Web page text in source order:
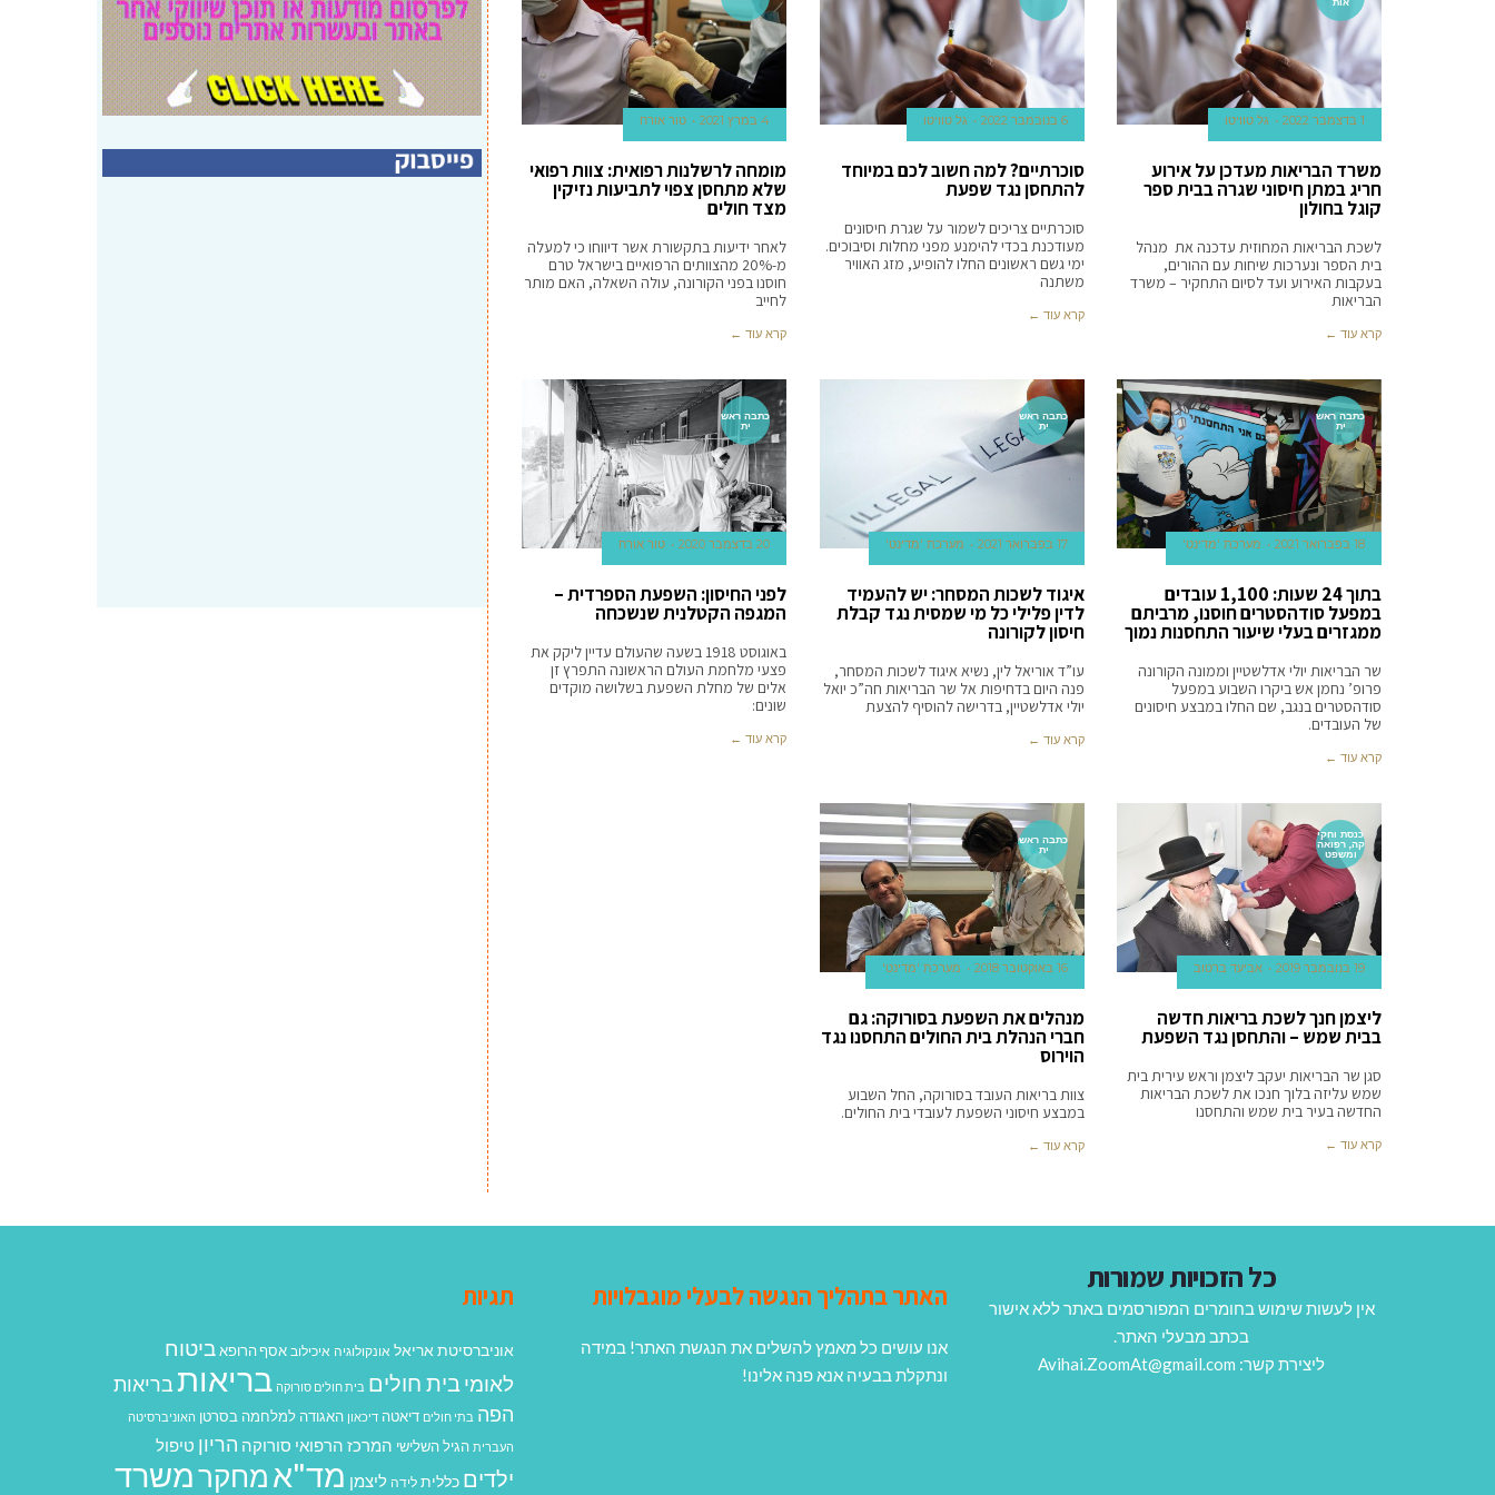
1 בדצמבר 2022 גל טוויטו
משרד הבריאות מעדכן על אירוע
חריג במתן חיסוני שגרה בבית ספר
קוגל בחולון
לשכת הבריאות המחוזית עדכנה את מנהל
בית הספר ונערכות שיחות עם ההורים,
בעקבות האירוע ועד לסיום התחקיר – משרד
הבריאות
קרא עוד ←
6 בנובמבר 2022 גל טוויטו
סוכרתיים? למה חשוב לכם במיוחד
להתחסן נגד שפעת
סוכרתיים צריכים לשמור על שגרת חיסונים
מעודכנת בכדי להימנע מפני מחלות וסיבוכים.
ימי גשם ראשונים החלו להופיע, מזג האוויר
משתנה
קרא עוד ←
4 במרץ 2021 טור אורח
מומחה לרשלנות רפואית: צוות רפואי
שלא מתחסן צפוי לתביעות נזיקין
מצד חולים
לאחר ידיעות בתקשורת אשר דיווחו כי למעלה
מ-20% מהצוותים הרפואיים בישראל טרם
חוסנו בפני הקורונה, עולה השאלה, האם מותר
לחייב
קרא עוד ←
כתבה ראש
ית
18 בפברואר 2021 מערכת 'מדינט'
בתוך 24 שעות: 1,100 עובדים
במפעל סודהסטרים חוסנו, מרביתם
ממגזרים בעלי שיעור התחסנות נמוך
שר הבריאות יולי אדלשטיין וממונה הקורונה
פרופ’ נחמן אש ביקרו השבוע במפעל
סודהסטרים בנגב, שם החלו במבצע חיסונים
של העובדים.
קרא עוד ←
כתבה ראש
ית
17 בפברואר 2021 מערכת 'מדינט'
איגוד לשכות המסחר: יש להעמיד
לדין פלילי כל מי שמסית נגד קבלת
חיסון לקורונה
עו”ד אוריאל לין, נשיא איגוד לשכות המסחר,
פנה היום בדחיפות אל שר הבריאות חה”כ יואל
יולי אדלשטיין, בדרישה להוסיף להצעת
קרא עוד ←
כתבה ראש
ית
20 בדצמבר 2020 טור אורח
לפני החיסון: השפעת הספרדית –
המגפה הקטלנית שנשכחה
באוגוסט 1918 בשעה שהעולם עדיין ליקק את
פצעי מלחמת העולם הראשונה התפרץ זן
אלים של מחלת השפעת בשלושה מוקדים
שונים:
קרא עוד ←
כנסת וחקי
קה, רפואה
ומשפט
19 בנובמבר 2019 אביעד ברטוב
ליצמן חנך לשכת בריאות חדשה
בבית שמש – והתחסן נגד השפעת
סגן שר הבריאות יעקב ליצמן וראש עירית בית
שמש עליזה בלוך חנכו את לשכת הבריאות
החדשה בעיר בית שמש והתחסנו
קרא עוד ←
כתבה ראש
ית
16 באוקטובר 2018 מערכת 'מדינט'
מנהלים את השפעת בסורוקה: גם
חברי הנהלת בית החולים התחסנו נגד
הוירוס
צוות בריאות העובד בסורוקה, החל השבוע
במבצע חיסוני השפעת לעובדי בית החולים.
קרא עוד ←
כל הזכויות שמורות
אין לעשות שימוש בחומרים המפורסמים באתר ללא אישור
בכתב מבעלי האתר.
ליצירת קשר: Avihai.ZoomAt@gmail.com
האתר בתהליך הנגשה לבעלי מוגבלויות
אנו עושים כל מאמץ להשלים את הנגשת האתר! במידה
ונתקלת בבעיה אנא פנה אלינו!
תגיות
אוניברסיטת אריאל אונקולוגיה איכילוב אסף הרופא ביטוח
לאומיבית חולים בית חולים סורוקה בריאותבריאות
הפה בתי חולים דיאטה דיכאון האגודה למלחמה בסרטן האוניברסיטה
העברית הגיל השלישי המרכז הרפואי סורוקה הריון טיפול
ילדים כללית לידה ליצמן מד"אמחקרמשרד